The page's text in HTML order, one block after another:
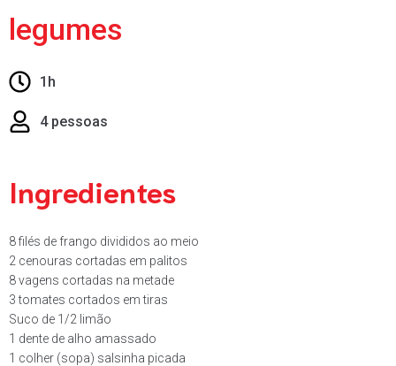
legumes
1h
4 pessoas
Ingredientes
8 filés de frango divididos ao meio
2 cenouras cortadas em palitos
8 vagens cortadas na metade
3 tomates cortados em tiras
Suco de 1/2 limão
1 dente de alho amassado
1 colher (sopa) salsinha picada